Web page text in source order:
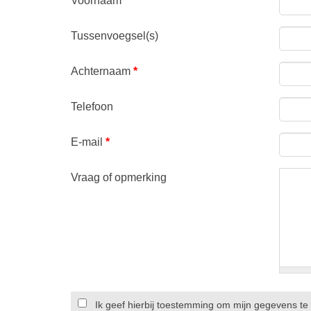
Tussenvoegsel(s)
Achternaam *
Telefoon
E-mail *
Vraag of opmerking
Ik geef hierbij toestemming om mijn gegevens